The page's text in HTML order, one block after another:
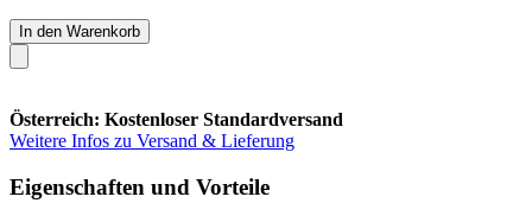
In den Warenkorb
Österreich: Kostenloser Standardversand
Weitere Infos zu Versand & Lieferung
Eigenschaften und Vorteile